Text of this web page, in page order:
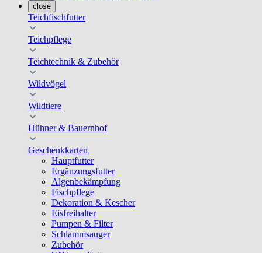
close
Teichfischfutter
Teichpflege
Teichtechnik & Zubehör
Wildvögel
Wildtiere
Hühner & Bauernhof
Geschenkkarten
Hauptfutter
Ergänzungsfutter
Algenbekämpfung
Fischpflege
Dekoration & Kescher
Eisfreihalter
Pumpen & Filter
Schlammsauger
Zubehör